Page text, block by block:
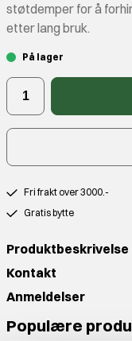
støtdemper for å
etter lang bruk.
På lager
Fri frakt over 3000.-
Gratis bytte
Produktbeskrivelse
Kontakt
Anmeldelser
Populære